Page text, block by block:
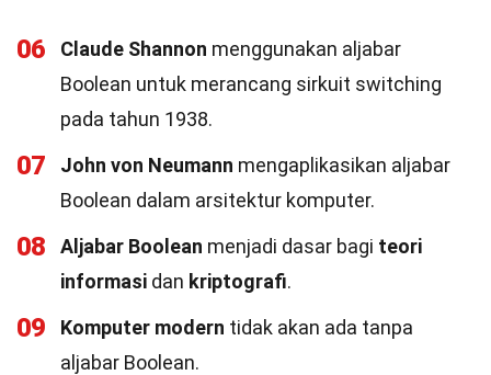
06 Claude Shannon menggunakan aljabar
Boolean untuk merancang sirkuit switching
pada tahun 1938.
07 John von Neumann mengaplikasikan aljabar
Boolean dalam arsitektur komputer.
08 Aljabar Boolean menjadi dasar bagi teori
informasi dan kriptografi.
09 Komputer modern tidak akan ada tanpa
aljabar Boolean.